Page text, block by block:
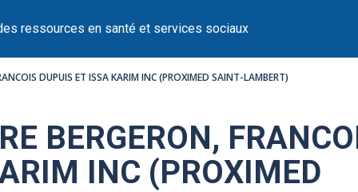
ressources en santé et services sociaux
DUPUIS ET ISSA KARIM INC (PROXIMED SAINT-LAMBERT)
BERGERON,
INC (PROXIMED